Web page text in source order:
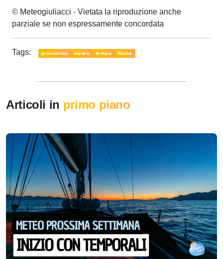
© Meteogiuliacci - Vietata la riproduzione anche
parziale se non espressamente concordata
Tags: previsioni meteo tempo Roma
Articoli in primo piano